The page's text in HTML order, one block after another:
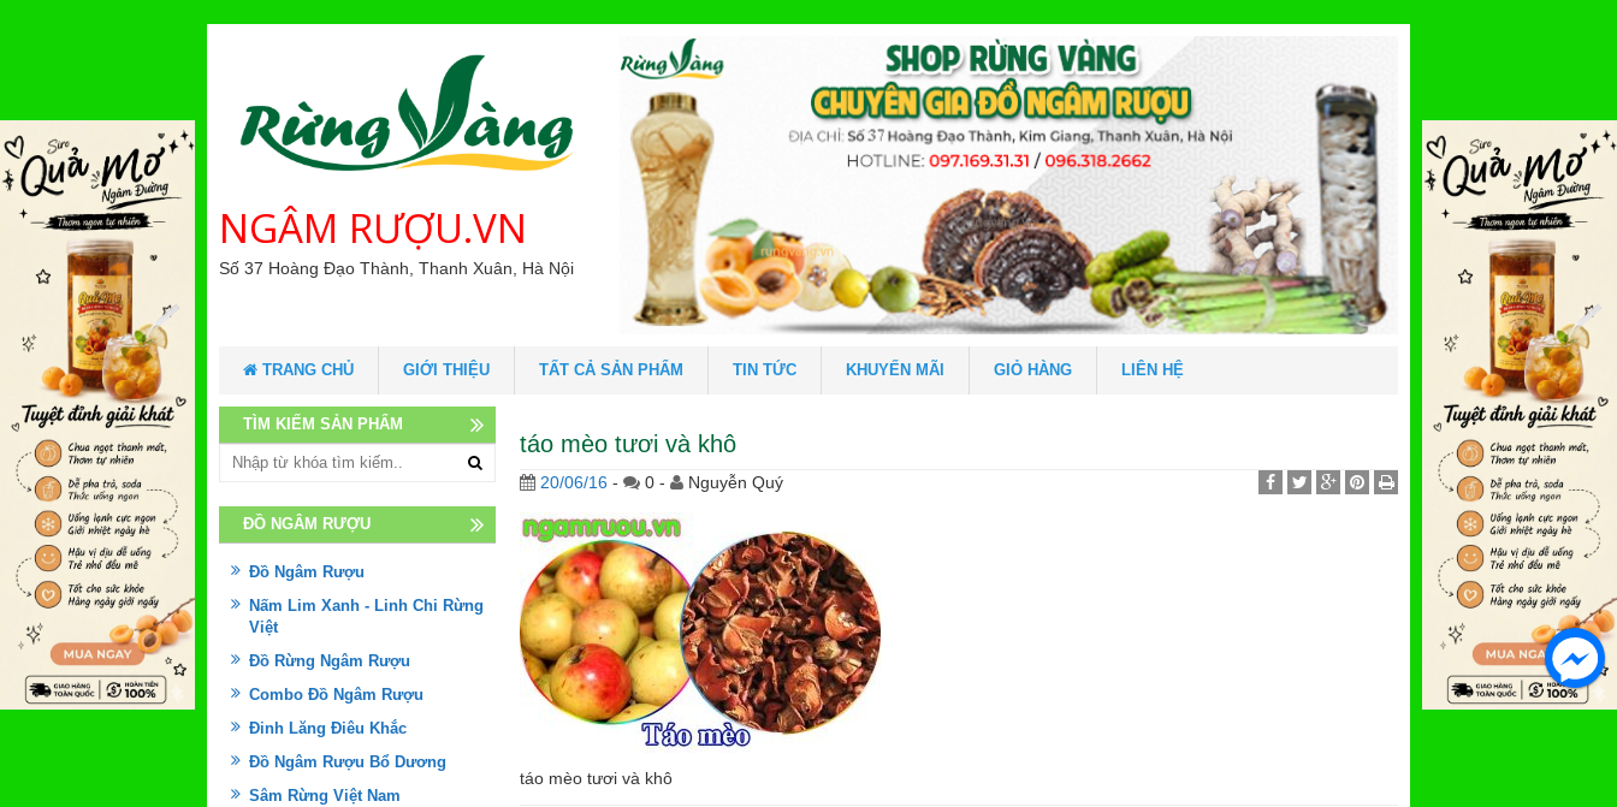
NGÂM RƯỢU.VN
Số 37 Hoàng Đạo Thành, Thanh Xuân, Hà Nội
TRANG CHỦ GIỚI THIỆU TẤT CẢ SẢN PHẨM TIN TỨC KHUYẾN MÃI GIỎ HÀNG LIÊN HỆ
táo mèo tươi và khô
20/06/16 - 0 - Nguyễn Quý
táo mèo tươi và khô
TÌM KIẾM SẢN PHẨM
ĐỒ NGÂM RƯỢU
Đồ Ngâm Rượu
Nấm Lim Xanh - Linh Chi Rừng
Việt
Đồ Rừng Ngâm Rượu
Combo Đồ Ngâm Rượu
Đinh Lăng Điêu Khắc
Đồ Ngâm Rượu Bổ Dương
Sâm Rừng Việt Nam